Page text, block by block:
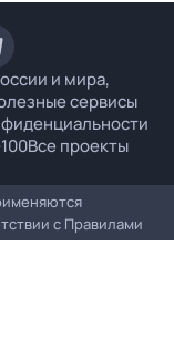
и мира,
сервисы
Все проекты
с Правилами